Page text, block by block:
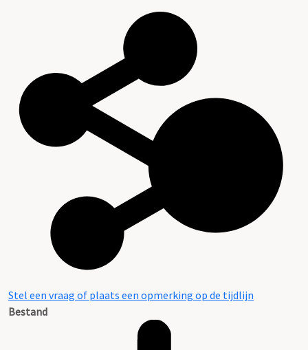
Stel een vraag of plaats een opmerking op de tijdlijn
Bestand